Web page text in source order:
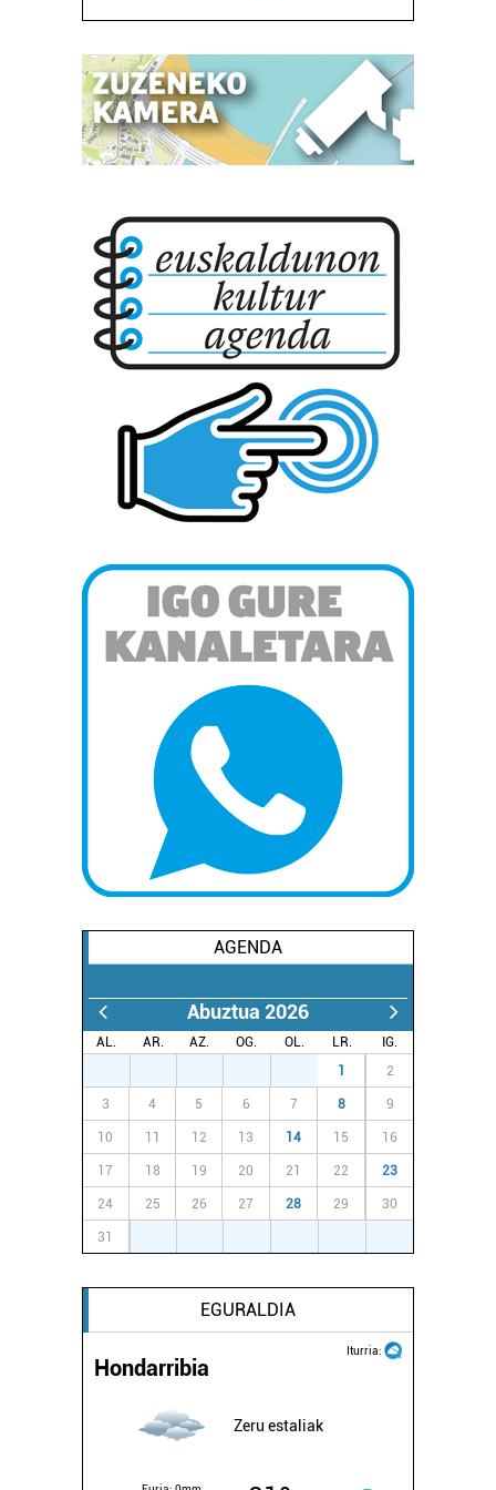
AGENDA
Abuztua 2026
AL. AR. AZ. OG. OL. LR.
IG.
1 2
3 4 5 6 7 8 9
10 11 12 13 14 15 16
17 18 19 20 21 22 23
24 25 26 27 28 29 30
31
EGURALDIA
Iturria:
Hondarribia
Zeru estaliak